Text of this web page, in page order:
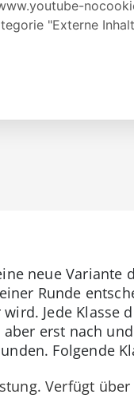
neue Variante
Runde
Jede Klasse
erst nach
Folgende
Verfügt